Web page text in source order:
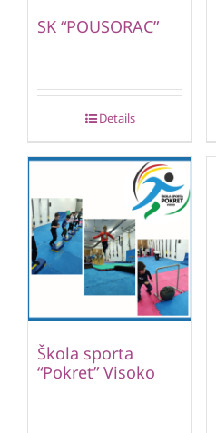
SK “POUSORAC”
Details
Škola sporta
“Pokret” Visoko